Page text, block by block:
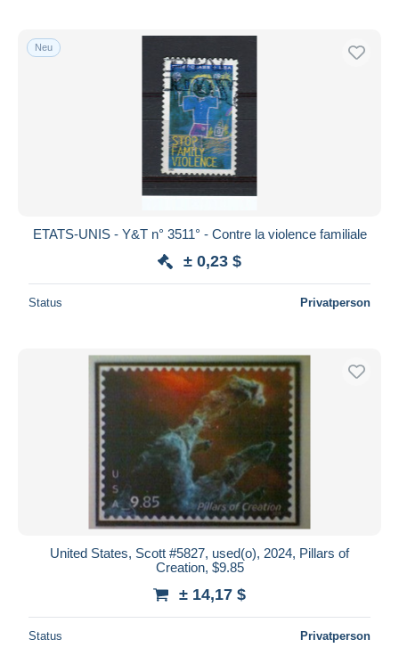
Neu
ETATS-UNIS - Y&T n° 3511° - Contre la violence familiale
± 0,23 $
Status Privatperson
United States, Scott #5827, used(o), 2024, Pillars of
Creation, $9.85
± 14,17 $
Status Privatperson